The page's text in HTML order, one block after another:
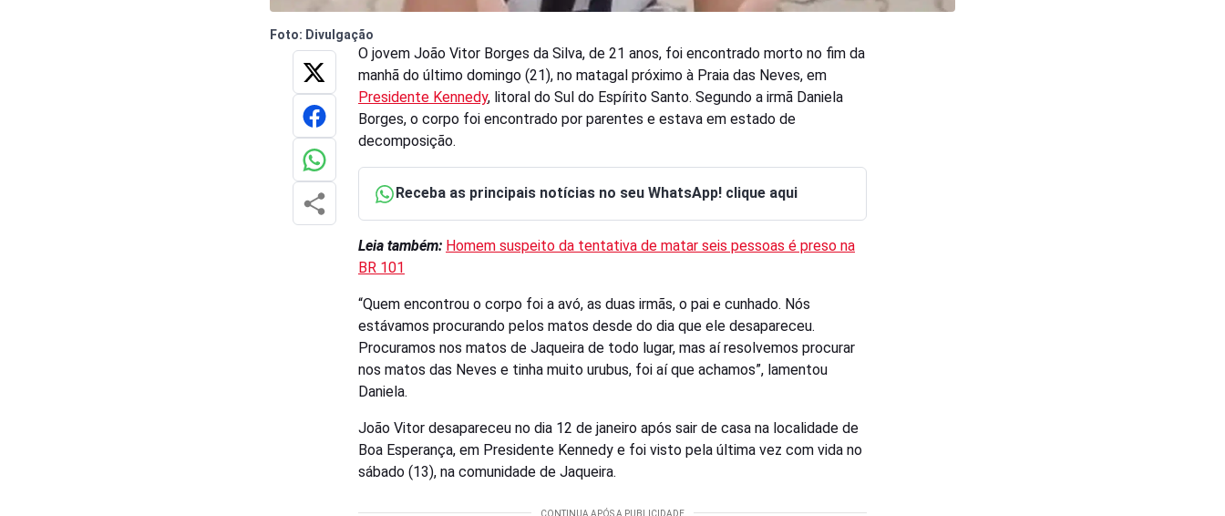
Foto: Divulgação
O jovem João Vitor Borges da Silva, de 21 anos, foi encontrado morto no fim da
manhã do último domingo (21), no matagal próximo à Praia das Neves, em
Presidente Kennedy, litoral do Sul do Espírito Santo. Segundo a irmã Daniela
Borges, o corpo foi encontrado por parentes e estava em estado de
decomposição.
Receba as principais notícias no seu WhatsApp! clique aqui
Leia também: Homem suspeito da tentativa de matar seis pessoas é preso na
BR 101
“Quem encontrou o corpo foi a avó, as duas irmãs, o pai e cunhado. Nós
estávamos procurando pelos matos desde do dia que ele desapareceu.
Procuramos nos matos de Jaqueira de todo lugar, mas aí resolvemos procurar
nos matos das Neves e tinha muito urubus, foi aí que achamos”, lamentou
Daniela.
João Vitor desapareceu no dia 12 de janeiro após sair de casa na localidade de
Boa Esperança, em Presidente Kennedy e foi visto pela última vez com vida no
sábado (13), na comunidade de Jaqueira.